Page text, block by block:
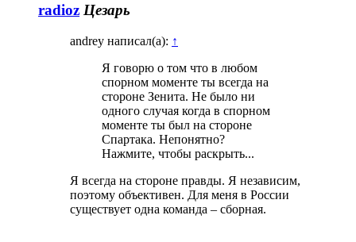
radioz Цезарь
andrey написал(а): ↑
Я говорю о том что в любом
спорном моменте ты всегда на
стороне Зенита. Не было ни
одного случая когда в спорном
моменте ты был на стороне
Спартака. Непонятно?
Нажмите, чтобы раскрыть...
Я всегда на стороне правды. Я независим,
поэтому объективен. Для меня в России
существует одна команда – сборная.